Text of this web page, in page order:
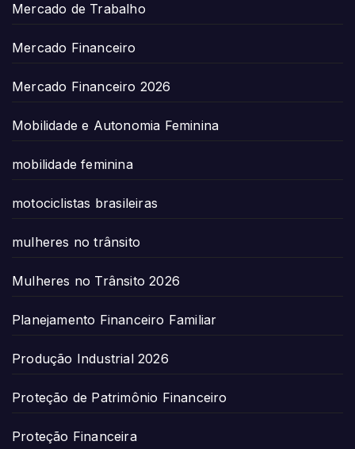
Mercado de Trabalho
Mercado Financeiro
Mercado Financeiro 2026
Mobilidade e Autonomia Feminina
mobilidade feminina
motociclistas brasileiras
mulheres no trânsito
Mulheres no Trânsito 2026
Planejamento Financeiro Familiar
Produção Industrial 2026
Proteção de Patrimônio Financeiro
Proteção Financeira